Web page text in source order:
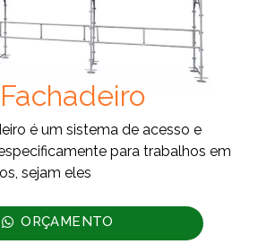
é um sistema de acesso e
para trabalhos em
sejam eles
ORÇAMENTO